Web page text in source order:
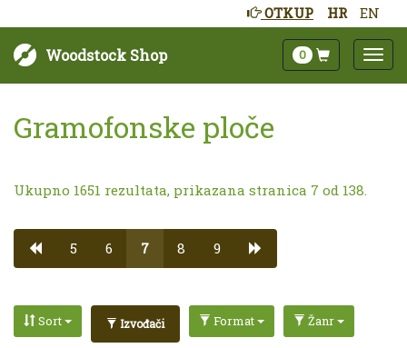
HR EN
OTKUP
Woodstock Shop 0
Gramofonske ploče
Ukupno 1651 rezultata, prikazana stranica 7 od 138.
5 6 7 8 9
Sort Izvođači Format Žanr